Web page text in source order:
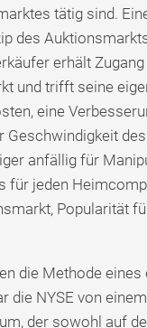
tätig sind.
des
erhält Zugang
und trifft seine
eine
Geschwindigkeit
anfällig für
für jeden
Popularität
die Methode
die NYSE von
der sowohl auf